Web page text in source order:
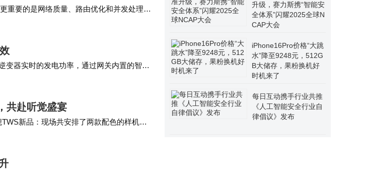
重要的是网络质量、路由优化和并发处理能
带宽产品…
变器实时的发电功率，通过网关内置的智能
出，既达到防逆流…
共赴听觉盛宴
新品：现场共安排了两款配色的样机供
非凡。 虽说…
升级，赛力斯携“智能安
全体系”闪耀2025全球N
CAP大会
iPhone16Pro价格“大跳
水”降至9248元，512G
B大储存，果粉换机好
时机来了
每日互动携手行业共推
《人工智能安全行业自
律倡议》发布